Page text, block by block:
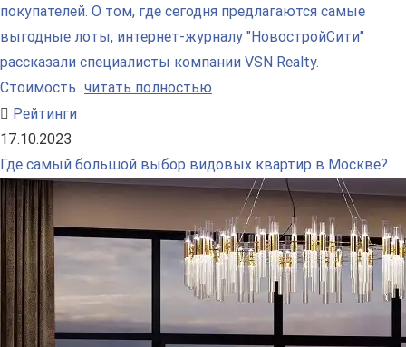
покупателей. О том, где сегодня предлагаются самые
выгодные лоты, интернет-журналу "НовостройСити"
рассказали специалисты компании VSN Realty.
Стоимость...читать полностью
Рейтинги
17.10.2023
Где самый большой выбор видовых квартир в Москве?